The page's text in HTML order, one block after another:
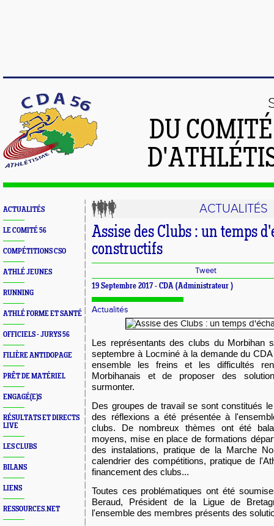
DU
ACTUALITÉS
LE COMITÉ 56
COMPÉTITIONS CSO
ATHLÉ JEUNES
RUNNING
ATHLÉ FORME ET SANTÉ
OFFICIELS - JURYS 56
FILIÈRE ANTIDOPAGE
PRÊT DE MATÉRIEL
ENGAGÉ(E)S
RÉSULTATS ET DIRECTS
LIVE
LES CLUBS
BILANS
LIENS
RESSOURCES.NET
ACTUALITÉS
Assise des Clubs : un temps
constructifs
Tweet
19 Septembre 2017 - CDA (Administrateur )
Actualités
Les représentants des clubs du Morbihan
septembre à Locminé à la demande du
ensemble les freins et les difficultés
Morbihanais et de proposer des
surmonter.
Des groupes de travail se sont constitués
des réflexions a été présentée à
clubs. De nombreux thèmes ont été
moyens, mise en place de formations
des instalations, pratique de la Marche
calendrier des compétitions, pratique de
financement des clubs...
Toutes ces problématiques ont été
Beraud, Président de la Ligue de
l'ensemble des membres présents des